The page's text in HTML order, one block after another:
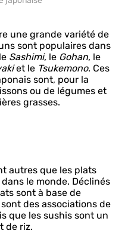
une grande variété de
sont populaires dans
Sashimi, le Gohan, le
et le Tsukemono. Ces
sont, pour la
ou de légumes et
grasses.
autres que les plats
le monde. Déclinés
sont à base de
des associations de
que les sushis sont un
de riz.